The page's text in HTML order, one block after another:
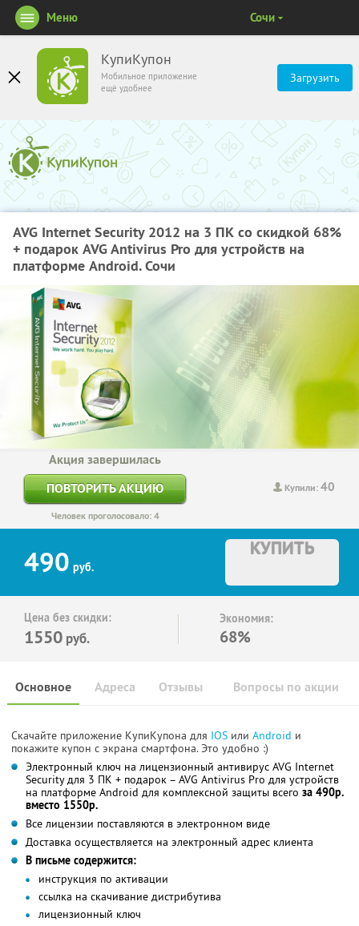
КупиКупон
Мобильное приложение
ещё удобнее
Загрузить
Меню Сочи
AVG Internet Security 2012 на 3 ПК со скидкой 68%
+ подарок AVG Antivirus Pro для устройств на
платформе Android. Сочи
Купили:40
Акция завершилась
ПОВТОРИТЬ АКЦИЮ
Человек проголосовало: 4
490 руб.
КУПИТЬ
Цена без скидки:
1550 руб.
Экономия:
68%
Основное Отзывы Вопросы по акции
Адреса
Скачайте приложение КупиКупона для IOS или Android и
покажите купон с экрана смартфона. Это удобно :)
Электронный ключ на лицензионный антивирус AVG Internet
Security для 3 ПК + подарок – AVG Antivirus Pro для устройств
на платформе Android для комплексной защиты всего за 490р.
вместо 1550р.
Все лицензии поставляются в электронном виде
Доставка осуществляется на электронный адрес клиента
В письме содержится:
инструкция по активации
ссылка на скачивание дистрибутива
лицензионный ключ